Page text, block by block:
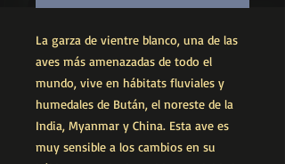
La garza de vientre blanco, una de las
aves más amenazadas de todo el
mundo, vive en hábitats fluviales y
humedales de Bután, el noreste de la
India, Myanmar y China. Esta ave es
muy sensible a los cambios en su